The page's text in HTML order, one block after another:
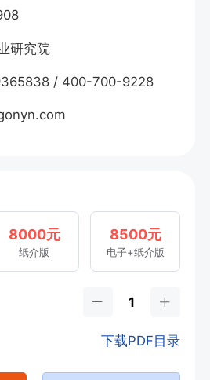
研究院
/ 400-700-9228
8000元
纸介版
8500元
电子+纸介版
下载PDF目录